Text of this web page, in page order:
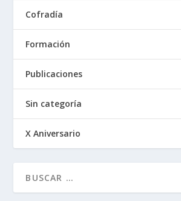
Cofradía
Formación
Publicaciones
Sin categoría
X Aniversario